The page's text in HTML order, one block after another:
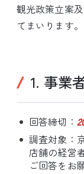
観光政策立案
てまいります。
1. 事業
回答締切：
調査対象：
店舗の経営
ご回答をお